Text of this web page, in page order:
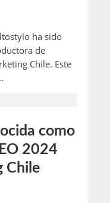
ha sido
de
Chile. Este
como
2024
Chile